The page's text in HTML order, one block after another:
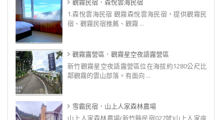
觀霧民宿．森悅雲海民宿
1.森悅雲海民宿 觀霧森悅雲海民宿，提供觀霧民
宿、觀霧民宿推薦、觀霧 ...
觀霧露營區．觀霧星空夜語露營區
新竹觀霧星空夜語露營區位在海拔約1280公尺比
鄰觀霧的雲山部落。有面向 ...
雪霸民宿．山上人家森林農場
山上人家森林農場(新竹縣民宿027號)山上人家座